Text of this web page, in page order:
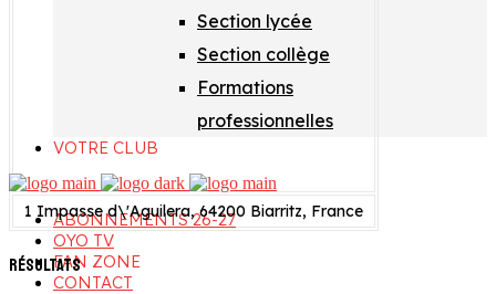
Section lycée
Section collège
Formations
professionnelles
VOTRE CLUB
ABONNEMENTS 26-27
OYO TV
FAN ZONE
CONTACT
1 Impasse d\'Aguilera, 64200 Biarritz, France
Résultats